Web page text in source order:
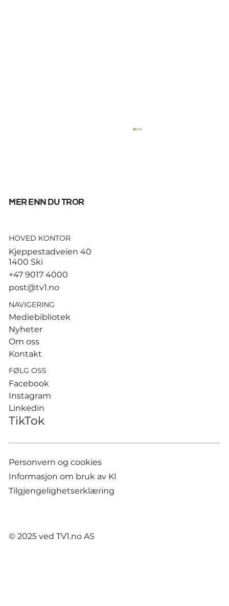
God start for de norske
Hamburg
mer enn du tror
HOVED KONTOR
Kjeppestadveien 40
1400 Ski
+47 9017 4000
post@tv1.no
NAVIGERING
Mediebibliotek
Nyheter
Om oss
Kontakt
FØLG OSS
Facebook
Instagram
Linkedin
TikTok
Personvern og cookies
Informasjon om bruk av KI
Tilgjengelighetserklæring
© 2025 ved TV1.no AS